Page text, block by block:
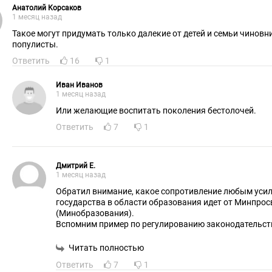
Анатолий Корсаков
1 месяц назад
Такое могут придумать только далекие от детей и семьи чиновники-
популисты.
Ответить
16 1
Иван Иванов
1 месяц назад
Или желающие воспитать поколения бестолочей.
Ответить
7 1
Дмитрий Е.
1 месяц назад
Обратил внимание, какое сопротивление любым
государства в области образования идет от
(Минобразования).
Вспомним пример по регулированию
тестированию детей мигрантов и поручила установить
учиться в российский школах. Минпросвещение
Читать полностью
Ответить
7 1